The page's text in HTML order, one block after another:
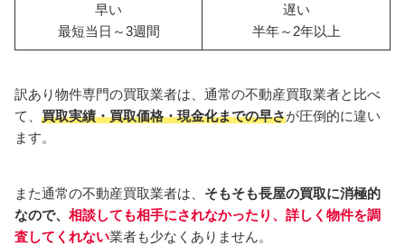
早い
最短当日～3週間
遅い
半年～2年以上
訳あり物件専門の買取業者は、通常の不動産買取業者と比べ
て、 買取実績・買取価格・現金化までの早さが圧倒的に違い
ます。
また通常の不動産買取業者は、 そもそも長屋の買取に消極的
なので、 相談しても相手にされなかったり、詳しく物件を調
査してくれない業者も少なくありません。